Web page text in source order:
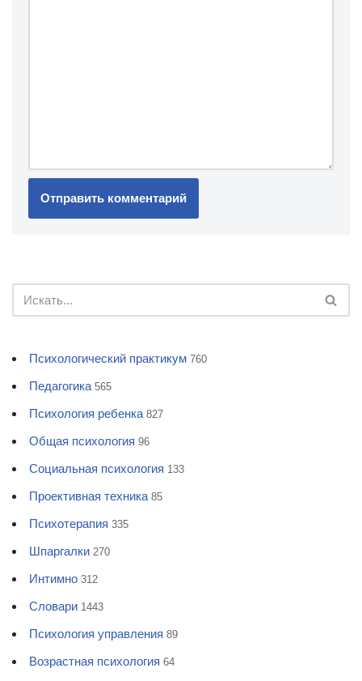
Психологический практикум 760
Педагогика 565
Психология ребенка 827
Общая психология 96
Социальная психология 133
Проективная техника 85
Психотерапия 335
Шпаргалки 270
Интимно 312
Словари 1443
Психология управления 89
Возрастная психология 64